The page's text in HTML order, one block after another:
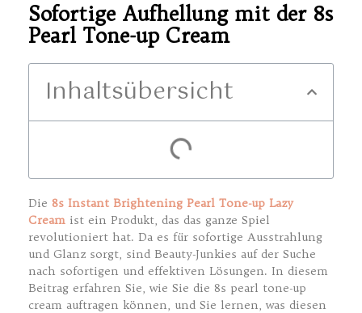
Sofortige Aufhellung mit der 8s
Pearl Tone-up Cream
Inhaltsübersicht
Die 8s Instant Brightening Pearl Tone-up Lazy
Cream ist ein Produkt, das das ganze Spiel
revolutioniert hat. Da es für sofortige Ausstrahlung
und Glanz sorgt, sind Beauty-Junkies auf der Suche
nach sofortigen und effektiven Lösungen. In diesem
Beitrag erfahren Sie, wie Sie die 8s pearl tone-up
cream auftragen können, und Sie lernen, was diesen